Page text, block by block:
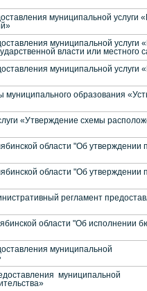
муниципальной услуги
муниципальной услуги
власти или местного
муниципальной услуги
образования
«Утверждение схемы
области "Об утверждении
области "Об утверждении
регламент
области "Об исполнении
муниципальной
муниципальной